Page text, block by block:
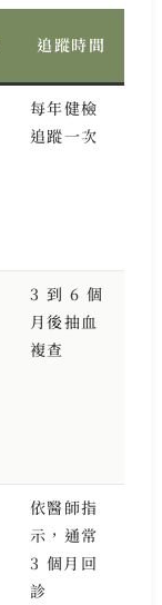
追蹤時間
每年健檢
追蹤一次
3 到 6 個
月後抽血
複查
依醫師指
示，通常
3 個月回
診